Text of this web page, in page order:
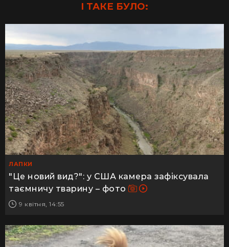
І ТАКЕ БУЛО:
ЛАПКИ
"Це новий вид?": у США камера зафіксувала
таємничу тварину – фото
9 квітня, 14:55